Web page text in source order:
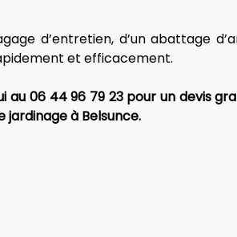
d’entretien, d’un abattage
et efficacement.
au 06 44 96 79 23 pour un devis
à Belsunce.